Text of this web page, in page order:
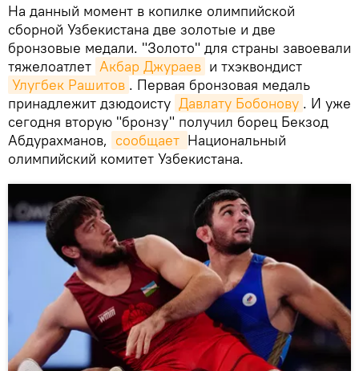
На данный момент в копилке олимпийской
сборной Узбекистана две золотые и две
бронзовые медали. "Золото" для страны завоевали
тяжелоатлет Акбар Джураев и тхэквондист
Улугбек Рашитов . Первая бронзовая медаль
принадлежит дзюдоисту Давлату Бобонову . И уже
сегодня вторую "бронзу" получил борец Бекзод
Абдурахманов, сообщает Национальный
олимпийский комитет Узбекистана.